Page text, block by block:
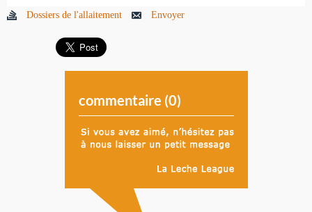
Dossiers de l'allaitement Envoyer
commentaire (0)